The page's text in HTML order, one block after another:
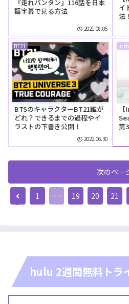
『走れバンタン』116話を日本
語字幕で見る方法
2021.08.05
イ
法
BT21
BTSのキャラクターBT21誰が
どれ？できるまでの過程やイ
ラストの下書き公開！
2022.06.30
第
次のペー
前
1 … 19 20 21
hulu 2週間無料トラ